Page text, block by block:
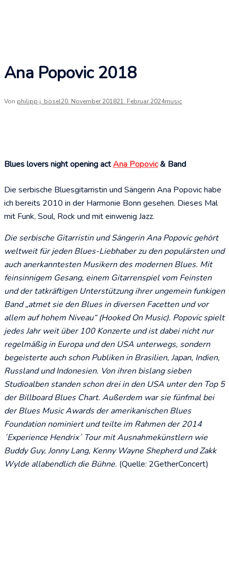
Ana Popovic 2018
Von philipp j. bösel20. November 201821. Februar 2024music
Blues lovers night opening actAna Popovic& Band
Die serbische Bluesgitarristin und Sängerin Ana Popovic habe
ich bereits 2010 in der Harmonie Bonn gesehen. Dieses Mal
mit Funk, Soul, Rock und mit einwenig Jazz.
Die serbische Gitarristin und Sängerin Ana Popovic gehört
weltweit für jeden Blues-Liebhaber zu den populärsten und
auch anerkanntesten Musikern des modernen Blues. Mit
feinsinnigem Gesang, einem Gitarrenspiel vom Feinsten
und der tatkräftigen Unterstützung ihrer ungemein funkigen
Band „atmet sie den Blues in diversen Facetten und vor
allem auf hohem Niveau“ (Hooked On Music). Popovic spielt
jedes Jahr weit über 100 Konzerte und ist dabei nicht nur
regelmäßig in Europa und den USA unterwegs, sondern
begeisterte auch schon Publiken in Brasilien, Japan, Indien,
Russland und Indonesien. Von ihren bislang sieben
Studioalben standen schon drei in den USA unter den Top 5
der Billboard Blues Chart. Außerdem war sie fünfmal bei
der Blues Music Awards der amerikanischen Blues
Foundation nominiert und teilte im Rahmen der 2014
´Experience Hendrix´ Tour mit Ausnahmekünstlern wie
Buddy Guy, Jonny Lang, Kenny Wayne Shepherd und Zakk
Wylde allabendlich die Bühne. (Quelle: 2GetherConcert)